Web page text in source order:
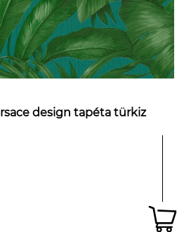
design tapéta türkiz